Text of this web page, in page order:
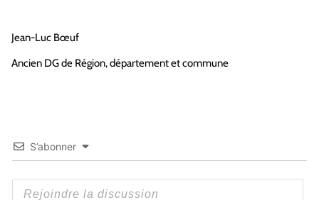
Jean-Luc Bœuf
Ancien DG de Région, département et commune
S’abonner